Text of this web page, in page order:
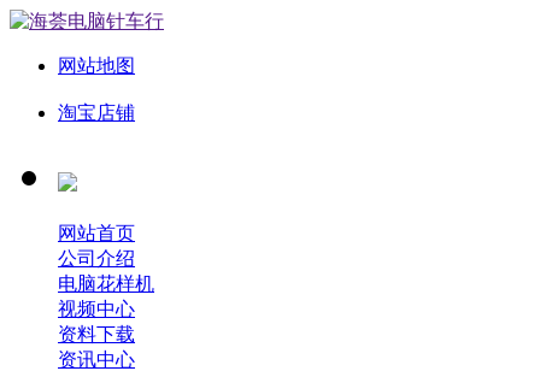
网站地图
淘宝店铺
网站首页
公司介绍
电脑花样机
视频中心
资料下载
资讯中心